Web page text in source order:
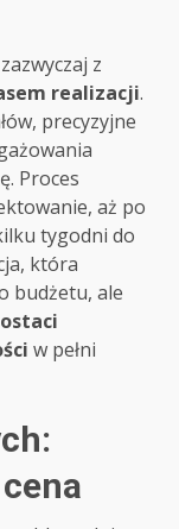
z
realizacji.
precyzyjne
Proces
aż po
tygodni do
która
budżetu, ale
w pełni